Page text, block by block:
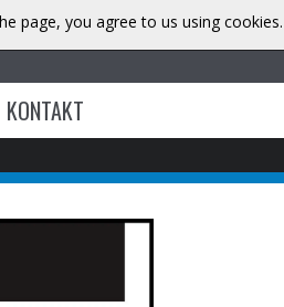
KONTAKT
page, you agree to us using cookies.